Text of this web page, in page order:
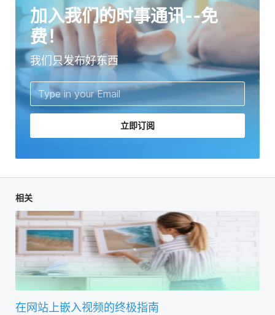
加入我们的时事通讯--免
费！
我们只发布好东西
立即订阅
相关
在网站上嵌入视频的终极指南